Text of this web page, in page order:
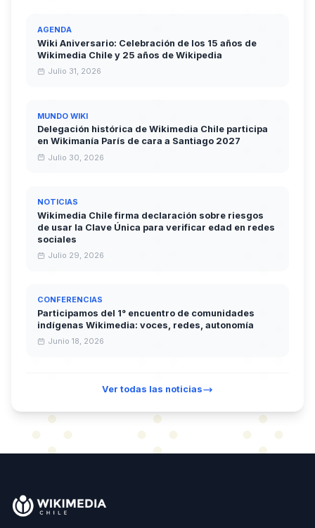
AGENDA
Wiki Aniversario: Celebración de los 15 años de
Wikimedia Chile y 25 años de Wikipedia
Julio 31, 2026
MUNDO WIKI
Delegación histórica de Wikimedia Chile participa
en Wikimanía París de cara a Santiago 2027
Julio 30, 2026
NOTICIAS
Wikimedia Chile firma declaración sobre riesgos
de usar la Clave Única para verificar edad en redes
sociales
Julio 29, 2026
CONFERENCIAS
Participamos del 1° encuentro de comunidades
indígenas Wikimedia: voces, redes, autonomía
Junio 18, 2026
Ver todas las noticias